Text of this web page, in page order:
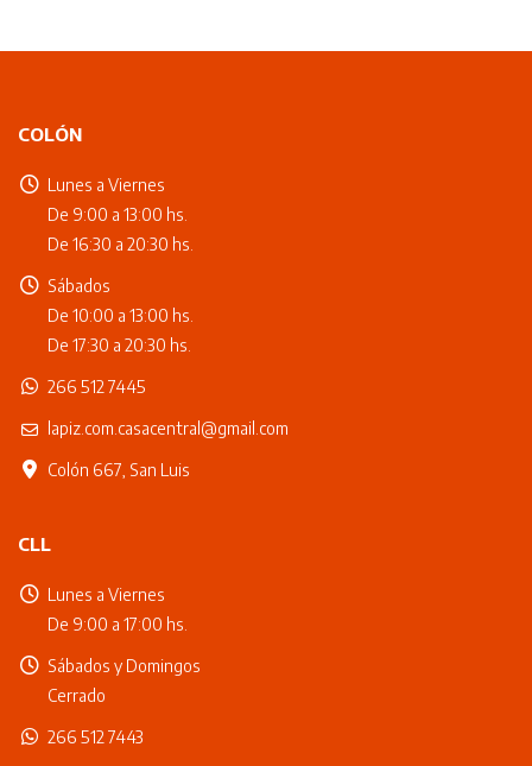
COLÓN
Lunes a Viernes
De 9:00 a 13:00 hs.
De 16:30 a 20:30 hs.
Sábados
De 10:00 a 13:00 hs.
De 17:30 a 20:30 hs.
266 512 7445
lapiz.com.casacentral@gmail.com
Colón 667, San Luis
CLL
Lunes a Viernes
De 9:00 a 17:00 hs.
Sábados y Domingos
Cerrado
266 512 7443